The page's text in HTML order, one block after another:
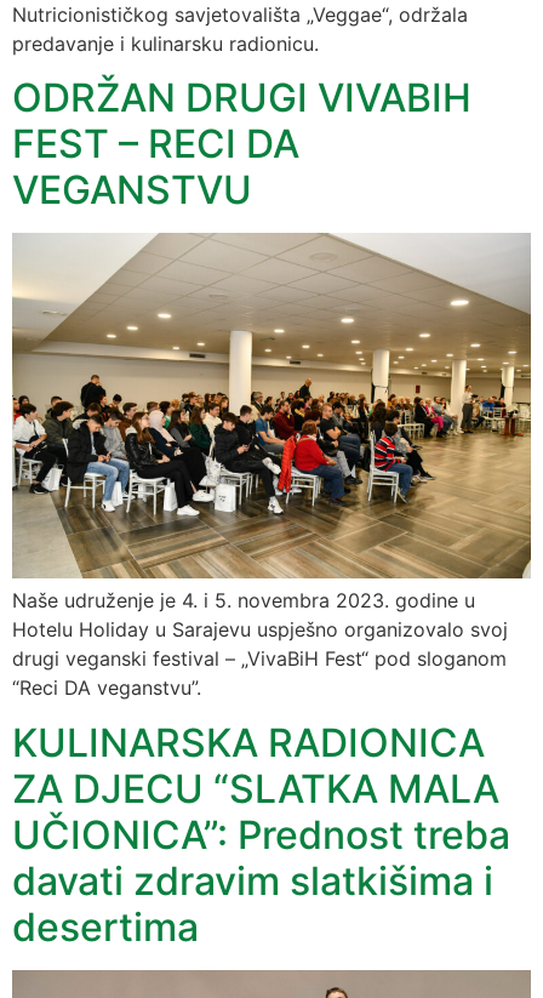
Nutricionističkog savjetovališta „Veggae“, održala
predavanje i kulinarsku radionicu.
ODRŽAN DRUGI VIVABIH
FEST – RECI DA
VEGANSTVU
Naše udruženje je 4. i 5. novembra 2023. godine u
Hotelu Holiday u Sarajevu uspješno organizovalo svoj
drugi veganski festival – „VivaBiH Fest“ pod sloganom
“Reci DA veganstvu”.
KULINARSKA RADIONICA
ZA DJECU “SLATKA MALA
UČIONICA”: Prednost treba
davati zdravim slatkišima i
desertima